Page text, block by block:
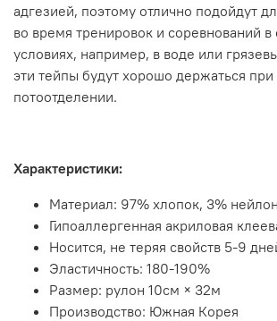
адгезией, поэтому отлично подойдут
во время тренировок и соревнований
условиях, например, в воде или
эти тейпы будут хорошо держаться
потоотделении.
Характеристики:
Материал: 97% хлопок, 3% нейлон
Гипоаллергенная акриловая
Носится, не теряя свойств 5-9
Эластичность: 180-190%
Размер: рулон 10см × 32м
Производство: Южная Корея